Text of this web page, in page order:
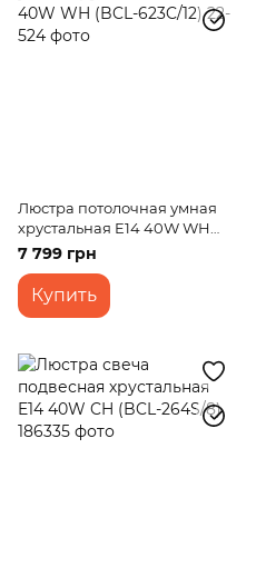
Люстра потолочная умная
хрустальная E14 40W WH
(BCL-623C/12)
7 799 грн
Купить